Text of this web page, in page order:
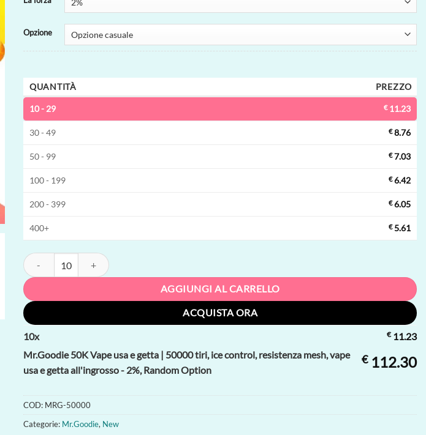
Opzione
QUANTITÀ PREZZO
10 - 29 €11.23
30 - 49 €8.76
50 - 99 €7.03
100 - 199 €6.42
200 - 399 €6.05
400+ €5.61
Mr.Goodie 50K Vape usa e getta | 50000 tiri, ice control, resistenza mesh, vape usa e getta all'ingrosso
AGGIUNGI AL CARRELLO
ACQUISTA ORA
10x €11.23
Mr.Goodie 50K Vape usa e getta | 50000 tiri, ice control, resistenza mesh, vape
usa e getta all'ingrosso - 2%, Random Option
€112.30
COD: MRG-50000
Categorie: Mr.Goodie, New